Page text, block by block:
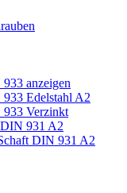
anzeigen
933 Edelstahl A2
933 Verzinkt
DIN 931 A2
DIN 931 A2